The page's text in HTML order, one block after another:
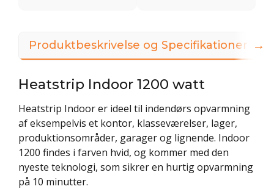
Produktbeskrivelse og Specifikationer
Heatstrip Indoor 1200 watt
Heatstrip Indoor er ideel til indendørs opvarmning
af eksempelvis et kontor, klasseværelser, lager,
produktionsområder, garager og lignende. Indoor
1200 findes i farven hvid, og kommer med den
nyeste teknologi, som sikrer en hurtig opvarmning
på 10 minutter.
→